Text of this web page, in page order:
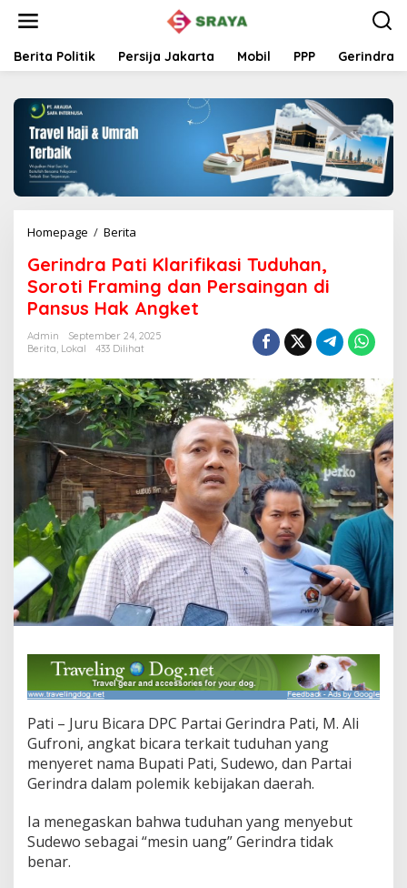
t
Berita Politik Persija Jakarta Mobil PPP Gerindra
Homepage / Berita
r
i
n
d
r
a
a
t
i
K
l
a
r
i
f
i
k
a
s
i
T
u
u
h
a
,
S
o
r
o
i
F
Gerindra Pati Klarifikasi Tuduhan,
Soroti Framing dan Persaingan di
Pansus Hak Angket
Admin
September 24, 2025
Berita Lokal 433 Dilihat
Pati – Juru Bicara DPC Partai Gerindra Pati, M. Ali
Gufroni, angkat bicara terkait tuduhan yang
menyeret nama Bupati Pati, Sudewo, dan Partai
Gerindra dalam polemik kebijakan daerah.
Ia menegaskan bahwa tuduhan yang menyebut
Sudewo sebagai “mesin uang” Gerindra tidak
benar.